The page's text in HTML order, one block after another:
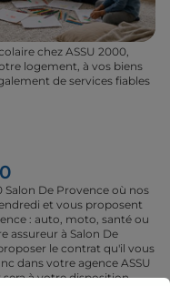
chez ASSU 2000,
logement, à vos biens
de services fiables
Salon De Provence où nos
et vous proposent
: auto, moto, santé ou
assureur à Salon De
le contrat qu'il vous
dans votre agence ASSU
à votre disposition